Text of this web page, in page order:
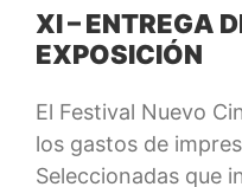
XI – ENTREGA
EXPOSICIÓN
El Festival Nuevo
los gastos de
Seleccionadas que